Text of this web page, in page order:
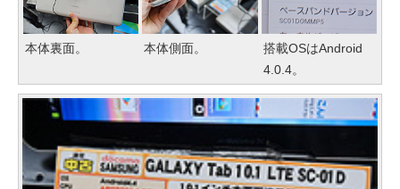
本体裏面。 本体側面。
搭載OSはAndroid
4.0.4。